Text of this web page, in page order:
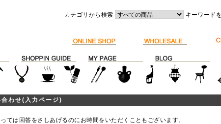
カテゴリから検索 キーワード
合わせ(入力ページ)
ては回答をさしあげるのにお時間をいただくこともございます。